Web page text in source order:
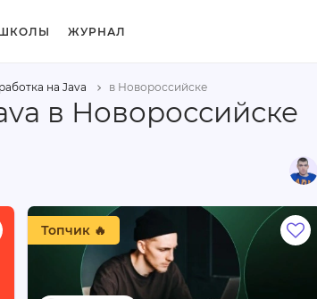
ЖУРНАЛ
на Java в Новороссийске
в Новороссийске
Топчик 🔥